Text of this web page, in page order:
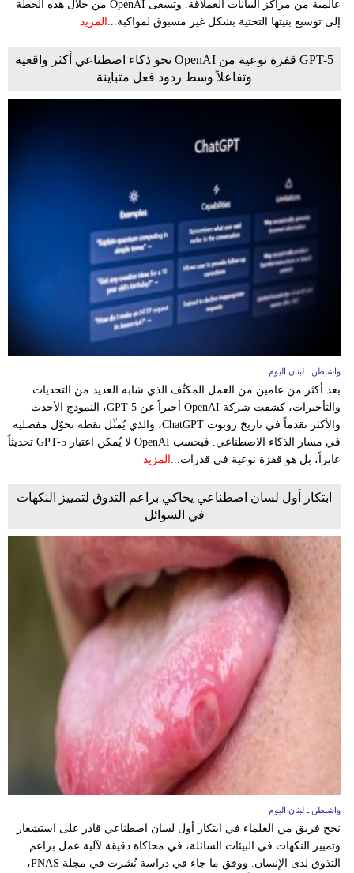
عالمية من مراكز البيانات العملاقة. وتسعى OpenAI من خلال هذه الخطة
إلى توسيع بنيتها التحتية بشكل غير مسبوق لمواكبة... المزيد
GPT-5 قفزة نوعية من OpenAI نحو ذكاء اصطناعي أكثر واقعية
وتفاعلاً وسط ردود فعل متباينة
واشنطن ـ لبنان اليوم
بعد أكثر من عامين من العمل المكثّف الذي شابه العديد من التحديات
والتأخيرات، كشفت شركة OpenAI أخيراً عن GPT-5، النموذج الأحدث
والأكثر تقدماً في تاريخ روبوت ChatGPT، والذي يُمثّل نقطة تحوّل مفصلية
في مسار الذكاء الاصطناعي. فبحسب OpenAI لا يُمكن اعتبار GPT-5 تحديثاً
عابراً، بل هو قفزة نوعية في قدرات... المزيد
ابتكار أول لسان اصطناعي يحاكي براعم التذوق لتمييز النكهات
في السوائل
واشنطن ـ لبنان اليوم
نجح فريق من العلماء في ابتكار أول لسان اصطناعي قادر على استشعار
وتمييز النكهات في البيئات السائلة، في محاكاة دقيقة لآلية عمل براعم
التذوق لدى الإنسان. ووفق ما جاء في دراسة نُشرت في مجلة PNAS،